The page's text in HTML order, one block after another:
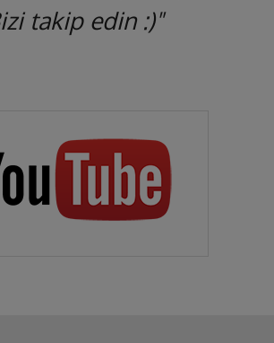
takip edin :)"